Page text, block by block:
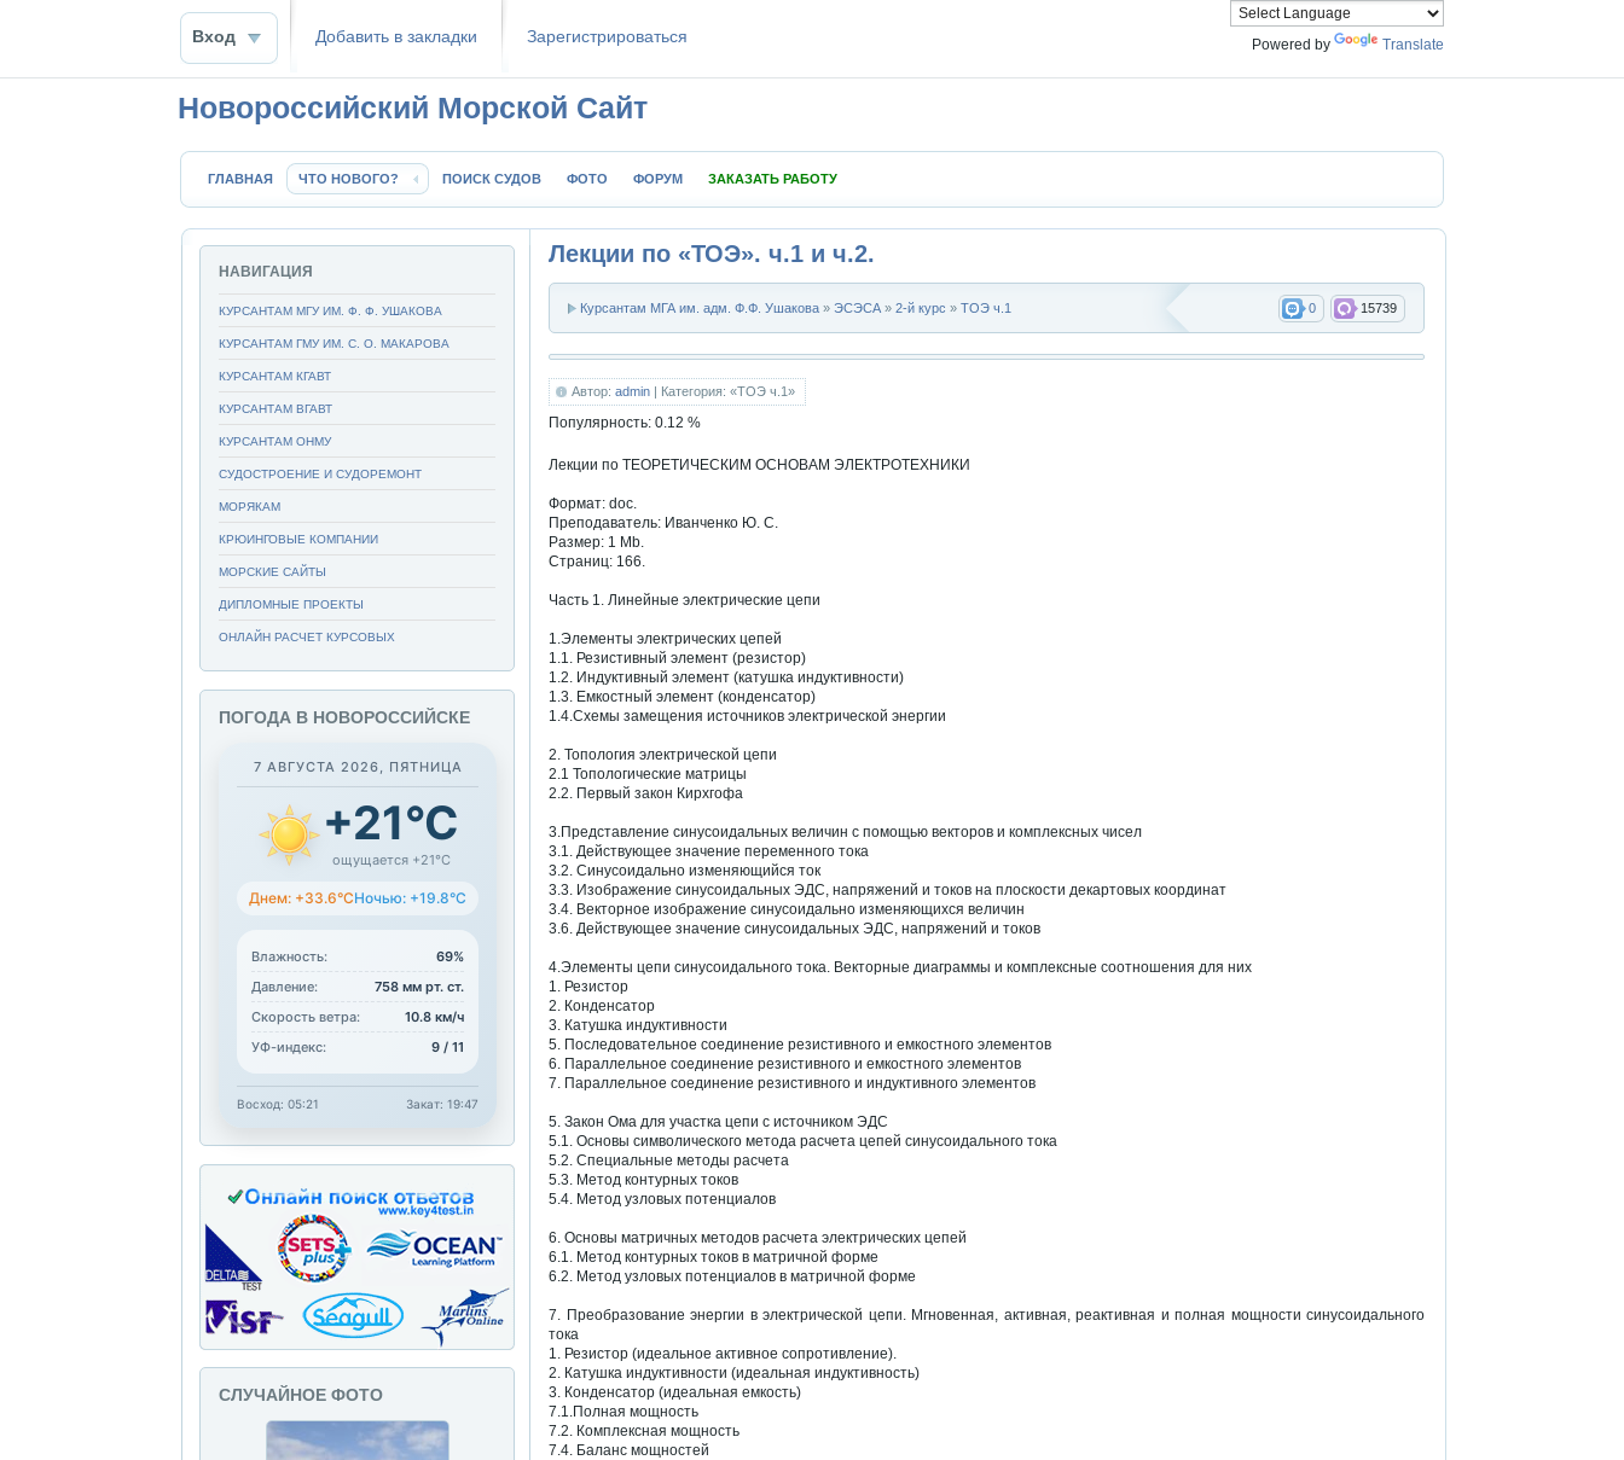
Вход Добавить в закладки Зaрeгиcтpиpoваться Powered by Translate
Новороссийский Морской Сайт
ГЛАВНАЯ ЧТО НОВОГО? ПОИСК СУДОВ ФОТО ФОРУМ ЗАКАЗАТЬ РАБОТУ
Лекции по «ТОЭ». ч.1 и ч.2.
Курсантам МГА им. адм. Ф.Ф. Ушакова » ЭСЭСА » 2-й курс » ТОЭ ч.1 15739
0
Автор: admin | Категория: «ТОЭ ч.1»
Популярность: 0.12 %
Лекции по ТЕОРЕТИЧЕСКИМ ОСНОВАМ ЭЛЕКТРОТЕХНИКИ
Формат: doc.
Преподаватель: Иванченко Ю. С.
Размер: 1 Mb.
Страниц: 166.
Часть 1. Линейные электрические цепи
1.Элементы электрических цепей
1.1. Резистивный элемент (резистор)
1.2. Индуктивный элемент (катушка индуктивности)
1.3. Емкостный элемент (конденсатор)
1.4.Схемы замещения источников электрической энергии
2. Топология электрической цепи
2.1 Топологические матрицы
2.2. Первый закон Кирхгофа
3.Представление синусоидальных величин с помощью векторов и комплексных чисел
3.1. Действующее значение переменного тока
3.2. Синусоидально изменяющийся ток
3.3. Изображение синусоидальных ЭДС, напряжений и токов на плоскости декартовых координат
3.4. Векторное изображение синусоидально изменяющихся величин
3.6. Действующее значение синусоидальных ЭДС, напряжений и токов
4.Элементы цепи синусоидального тока. Векторные диаграммы и комплексные соотношения для них
1. Резистор
2. Конденсатор
3. Катушка индуктивности
5. Последовательное соединение резистивного и емкостного элементов
6. Параллельное соединение резистивного и емкостного элементов
7. Параллельное соединение резистивного и индуктивного элементов
5. Закон Ома для участка цепи с источником ЭДС
5.1. Основы символического метода расчета цепей синусоидального тока
5.2. Специальные методы расчета
5.3. Метод контурных токов
5.4. Метод узловых потенциалов
6. Основы матричных методов расчета электрических цепей
6.1. Метод контурных токов в матричной форме
6.2. Метод узловых потенциалов в матричной форме
7. Преобразование энергии в электрической цепи. Мгновенная, активная, реактивная и полная мощности синусоидального
тока
1. Резистор (идеальное активное сопротивление).
2. Катушка индуктивности (идеальная индуктивность)
3. Конденсатор (идеальная емкость)
7.1.Полная мощность
7.2. Комплексная мощность
7.4. Баланс мощностей
НАВИГАЦИЯ
КУРСАНТАМ МГУ ИМ. Ф. Ф. УШАКОВА
КУРСАНТАМ ГМУ ИМ. С. О. МАКАРОВА
КУРСАНТАМ КГАВТ
КУРСАНТАМ ВГАВТ
КУРСАНТАМ ОНМУ
СУДОСТРОЕНИЕ И СУДОРЕМОНТ
МОРЯКАМ
КРЮИНГОВЫЕ КОМПАНИИ
МОРСКИЕ САЙТЫ
ДИПЛОМНЫЕ ПРОЕКТЫ
ОНЛАЙН РАСЧЕТ КУРСОВЫХ
ПОГОДА В НОВОРОССИЙСКЕ
7 АВГУСТА 2026, ПЯТНИЦА
+21°C
ощущается +21°C
Днем: +33.6°CНочью: +19.8°C
Влажность:
69%
Давление:
758 мм рт. ст.
Скорость ветра:
10.8 км/ч
УФ-индекс:
9 / 11
Восход: 05:21 Закат: 19:47
СЛУЧАЙНОЕ ФОТО